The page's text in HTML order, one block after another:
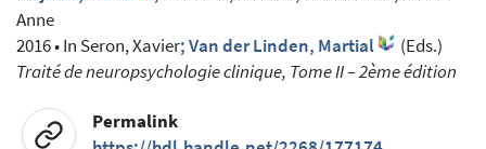
Anne
2016•In Seron, Xavier; Van der Linden, Martial
(Eds.)
Traité de neuropsychologie clinique, Tome II – 2ème édition
Permalink